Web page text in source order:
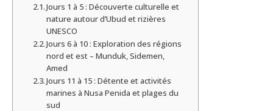
Jours 1 à 5 : Découverte culturelle et
nature autour d’Ubud et rizières
UNESCO
Jours 6 à 10 : Exploration des régions
nord et est – Munduk, Sidemen,
Amed
Jours 11 à 15 : Détente et activités
marines à Nusa Penida et plages du
sud